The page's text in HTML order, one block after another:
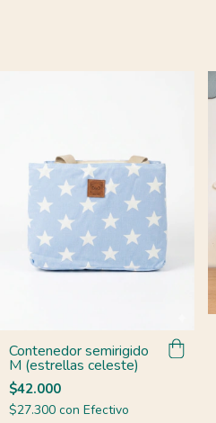
Contenedor semirigido
M (estrellas celeste)
$42.000
$27.300 con Efectivo